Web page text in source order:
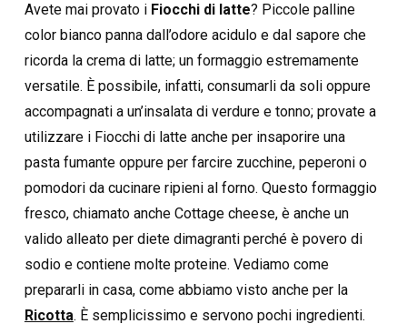
Avete mai provato i Fiocchi di latte? Piccole palline
color bianco panna dall’odore acidulo e dal sapore che
ricorda la crema di latte; un formaggio estremamente
versatile. È possibile, infatti, consumarli da soli oppure
accompagnati a un’insalata di verdure e tonno; provate a
utilizzare i Fiocchi di latte anche per insaporire una
pasta fumante oppure per farcire zucchine, peperoni o
pomodori da cucinare ripieni al forno. Questo formaggio
fresco, chiamato anche Cottage cheese, è anche un
valido alleato per diete dimagranti perché è povero di
sodio e contiene molte proteine. Vediamo come
prepararli in casa, come abbiamo visto anche per la
Ricotta. È semplicissimo e servono pochi ingredienti.